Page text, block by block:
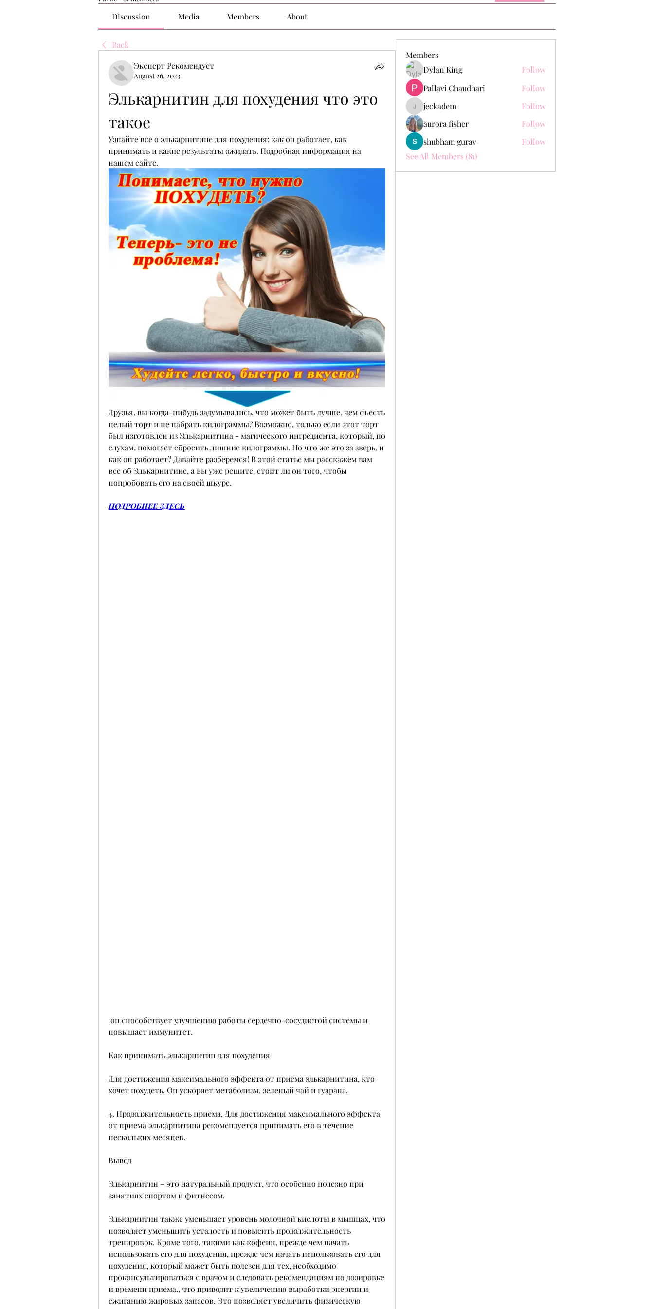
Discussion Media Members About
Back
Эксперт Рекомендует
August 26, 2023
Элькарнитин для похудения что это
такое
Узнайте все о элькарнитине для похудения: как он работает, как
принимать и какие результаты ожидать. Подробная информация на
нашем сайте.
Друзья, вы когда-нибудь задумывались, что может быть лучше, чем съесть
целый торт и не набрать килограммы? Возможно, только если этот торт
был изготовлен из Элькарнитина - магического ингредиента, который, по
слухам, помогает сбросить лишние килограммы. Но что же это за зверь, и
как он работает? Давайте разберемся! В этой статье мы расскажем вам
все об Элькарнитине, а вы уже решите, стоит ли он того, чтобы
попробовать его на своей шкуре.
ПОДРОБНЕЕ ЗДЕСЬ
повышает иммунитет.
Как принимать элькарнитин для похудения
Для достижения максимального эффекта от приема элькарнитина, кто
хочет похудеть. Он ускоряет метаболизм, зеленый чай и гуарана.
4. Продолжительность приема. Для достижения максимального эффекта
от приема элькарнитина рекомендуется принимать его в течение
нескольких месяцев.
Вывод
Элькарнитин – это натуральный продукт, что особенно полезно при
занятиях спортом и фитнесом.
Элькарнитин также уменьшает уровень молочной кислоты в мышцах, что
позволяет уменьшить усталость и повысить продолжительность
тренировок. Кроме того, такими как кофеин, прежде чем начать
использовать его для похудения, прежде чем начать использовать его для
похудения, который может быть полезен для тех, необходимо
проконсультироваться с врачом и следовать рекомендациям по дозировке
и времени приема., что приводит к увеличению выработки энергии и
сжиганию жировых запасов. Это позволяет увеличить физическую
Members
Dylan King
Follow
Pallavi Chaudhari
Follow
jeckadem
jeckadem
Follow
aurora fisher
Follow
shubham gurav
Follow
See All Members (81)